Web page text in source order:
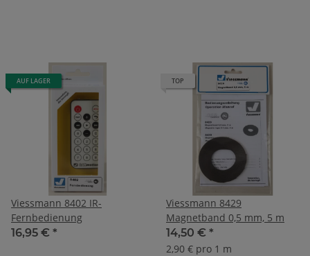
AUF LAGER
Viessmann 8402 IR-
Fernbedienung
16,95 € *
TOP
Viessmann 8429
Magnetband 0,5 mm, 5 m
14,50 € *
2,90 € pro 1 m